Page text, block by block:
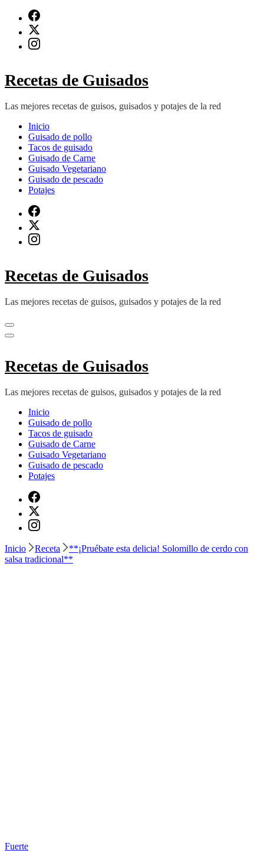
contenido
(presiona
Recetas de Guisados
Las mejores recetas de guisos, guisados y potajes de la red
Inicio
Guisado de pollo
Tacos de guisado
Guisado de Carne
Guisado Vegetariano
Guisado de pescado
Potajes
Recetas de Guisados
Las mejores recetas de guisos, guisados y potajes de la red
Recetas de Guisados
Las mejores recetas de guisos, guisados y potajes de la red
Inicio
Guisado de pollo
Tacos de guisado
Guisado de Carne
Guisado Vegetariano
Guisado de pescado
Potajes
Inicio Receta
**¡Pruébate esta delicia! Solomillo de cerdo con
salsa tradicional**
Fuerte